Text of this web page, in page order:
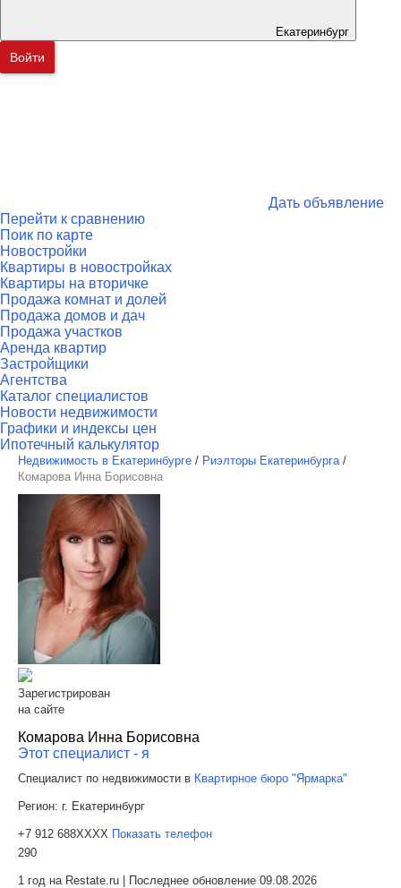
Екатеринбург
Войти
Дать объявление
Перейти к сравнению
Поик по карте
Новостройки
Квартиры в новостройках
Квартиры на вторичке
Продажа комнат и долей
Продажа домов и дач
Продажа участков
Аренда квартир
Застройщики
Агентства
Каталог специалистов
Новости недвижимости
Графики и индексы цен
Ипотечный калькулятор
Недвижимость в Екатеринбурге / Риэлторы Екатеринбурга /
Комарова Инна Борисовна
Зарегистрирован
на сайте
Комарова Инна Борисовна
Этот специалист - я
Специалист по недвижимости в Квартирное бюро "Ярмарка"
Регион: г. Екатеринбург
+7 912 688XXXX Показать телефон
290
1 год на Restate.ru | Последнее обновление 09.08.2026